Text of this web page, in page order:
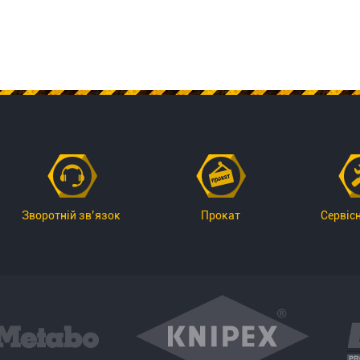
Зворотній зв’язок Прокат